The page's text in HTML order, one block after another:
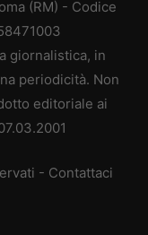
(RM) - Codice
giornalistica, in
periodicità. Non
editoriale ai
- Contattaci